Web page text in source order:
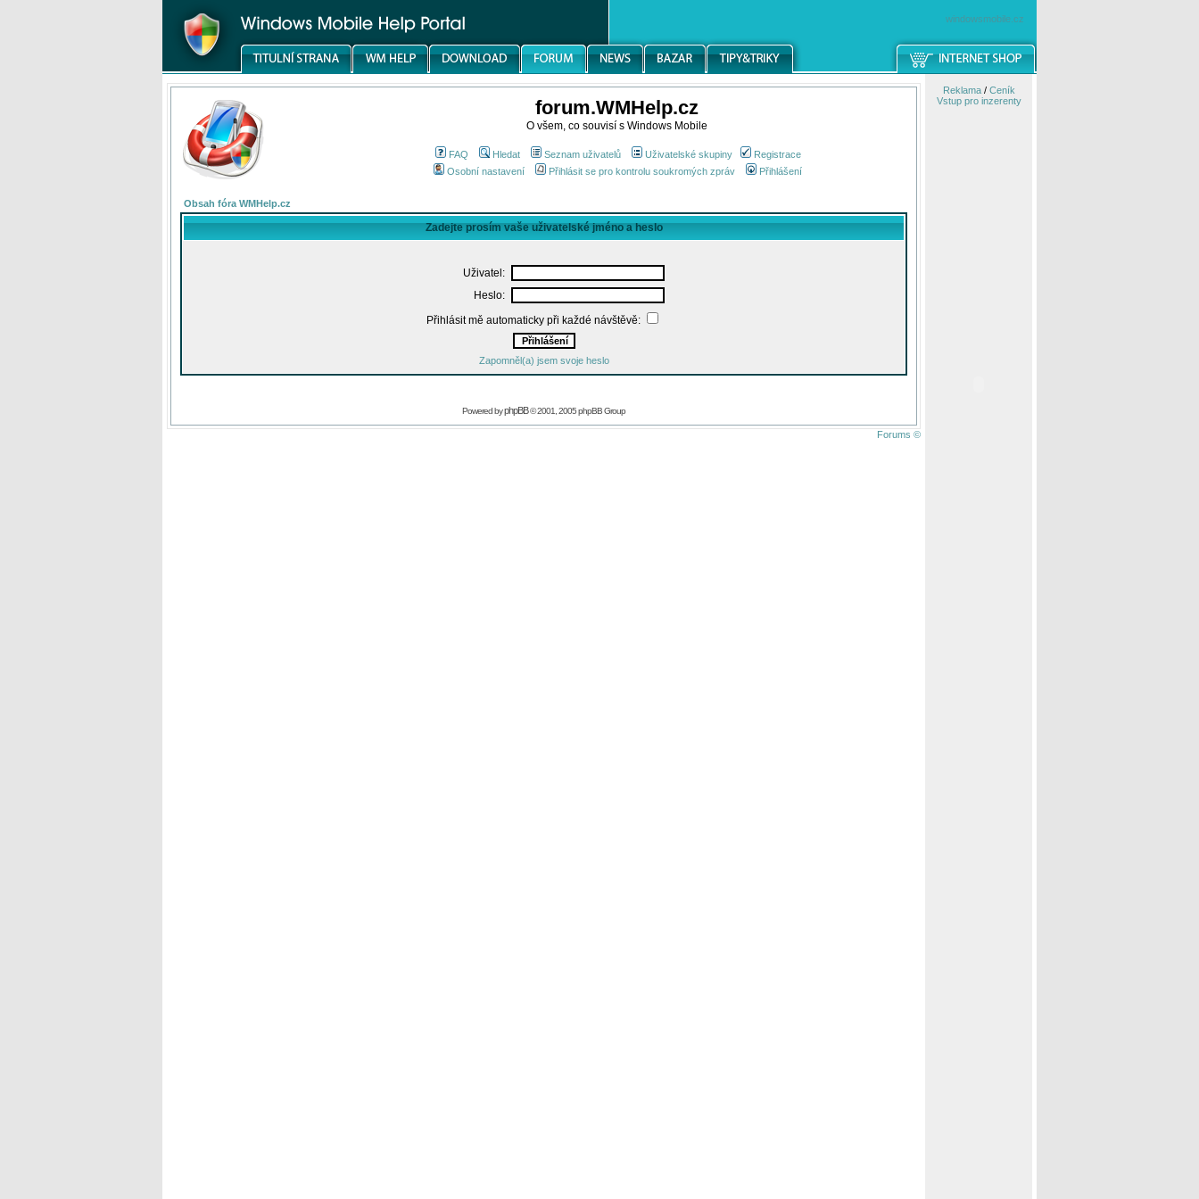
windowsmobile.cz
forum.WMHelp.cz
O všem, co souvisí s Windows Mobile
FAQ Hledat Seznam uživatelů Uživatelské skupiny
Registrace
Osobní nastavení
Přihlásit se pro kontrolu soukromých zpráv Přihlášení
Obsah fóra WMHelp.cz
Zadejte prosím vaše uživatelské jméno a heslo
Uživatel:
Heslo:
Přihlásit mě automaticky při každé návštěvě:
Zapomněl(a) jsem svoje heslo
Powered byphpBB© 2001, 2005 phpBB Group
Forums ©
Reklama/ Ceník
Vstup pro inzerenty